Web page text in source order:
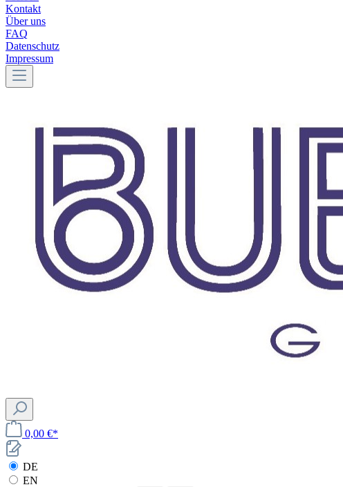
Kontakt
Über uns
FAQ
Datenschutz
Impressum
0,00 €*
DE
EN